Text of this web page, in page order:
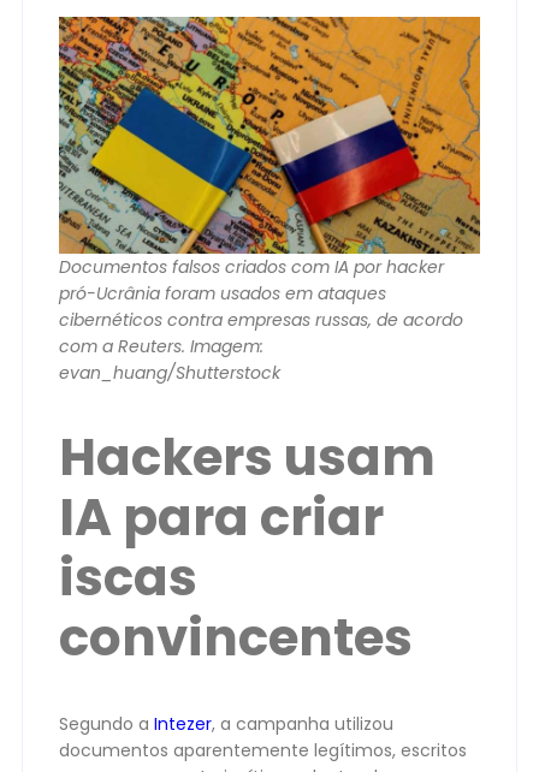
Documentos falsos criados com IA por hacker
pró-Ucrânia foram usados em ataques
cibernéticos contra empresas russas, de acordo
com a Reuters. Imagem:
evan_huang/Shutterstock
Hackers usam
IA para criar
iscas
convincentes
Segundo a Intezer, a campanha utilizou
documentos aparentemente legítimos, escritos